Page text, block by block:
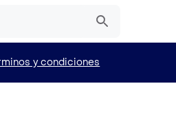
y condiciones